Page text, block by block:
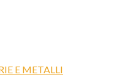
E METALLI